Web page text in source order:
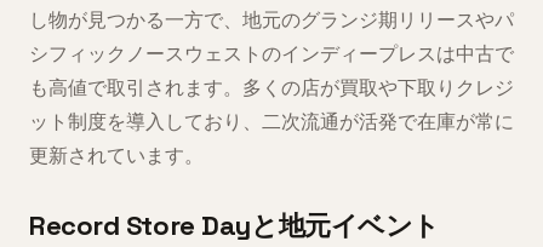
し物が見つかる一方で、地元のグランジ期リリースやパ
シフィックノースウェストのインディープレスは中古で
も高値で取引されます。多くの店が買取や下取りクレジ
ット制度を導入しており、二次流通が活発で在庫が常に
更新されています。
Record Store Dayと地元イベント